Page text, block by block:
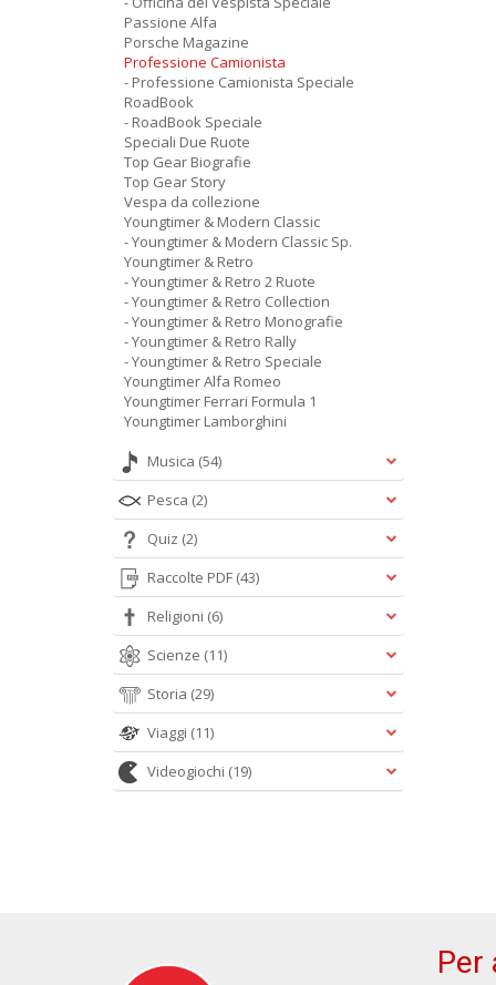
Passione Alfa
Porsche Magazine
Professione Camionista
- Professione Camionista Speciale
RoadBook
- RoadBook Speciale
Speciali Due Ruote
Top Gear Biografie
Top Gear Story
Vespa da collezione
Youngtimer & Modern Classic
- Youngtimer & Modern Classic Sp.
Youngtimer & Retro
- Youngtimer & Retro 2 Ruote
- Youngtimer & Retro Collection
- Youngtimer & Retro Monografie
- Youngtimer & Retro Rally
- Youngtimer & Retro Speciale
Youngtimer Alfa Romeo
Youngtimer Ferrari Formula 1
Youngtimer Lamborghini
Musica (54)
Pesca (2)
Quiz (2)
Raccolte PDF (43)
Religioni (6)
Scienze (11)
Storia (29)
Viaggi (11)
Videogiochi (19)
Per